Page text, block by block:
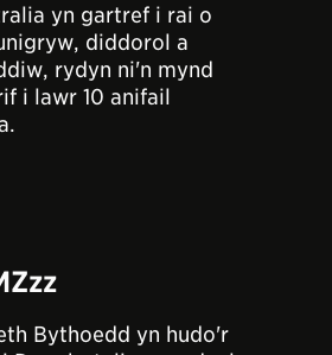
yn gartref i rai o
diddorol a
rydyn ni'n mynd
i lawr 10 anifail
Bythoedd yn hudo'r